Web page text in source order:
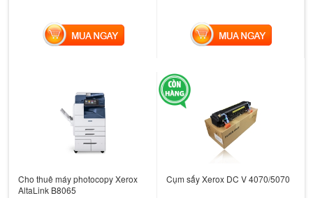
MUA NGAY MUA NGAY
Cho thuê máy photocopy Xerox
AltaLink B8065
Cụm sấy Xerox DC V 4070/5070